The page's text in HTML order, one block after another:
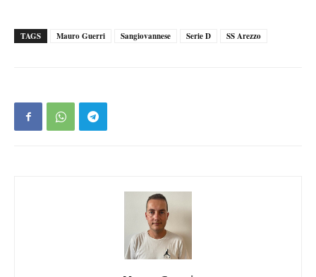
TAGS Mauro Guerri Sangiovannese Serie D SS Arezzo